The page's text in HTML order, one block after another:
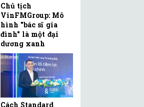
Chủ tịch
VinFMGroup: Mô
hình "bác sĩ gia
đình" là một đại
dương xanh
Cách Standard